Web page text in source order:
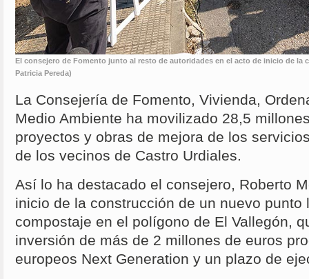
El consejero de Fomento junto al resto de autoridades en el acto de inicio de
Patricia Pereda)
La Consejería de Fomento, Vivienda,
Medio Ambiente ha movilizado 28,5
proyectos y obras de mejora de los
de los vecinos de Castro Urdiales.
Así lo ha destacado el consejero, Roberto
inicio de la construcción de un nuevo punto
compostaje en el polígono de El Vallegón,
inversión de más de 2 millones de euros
europeos Next Generation y un plazo de